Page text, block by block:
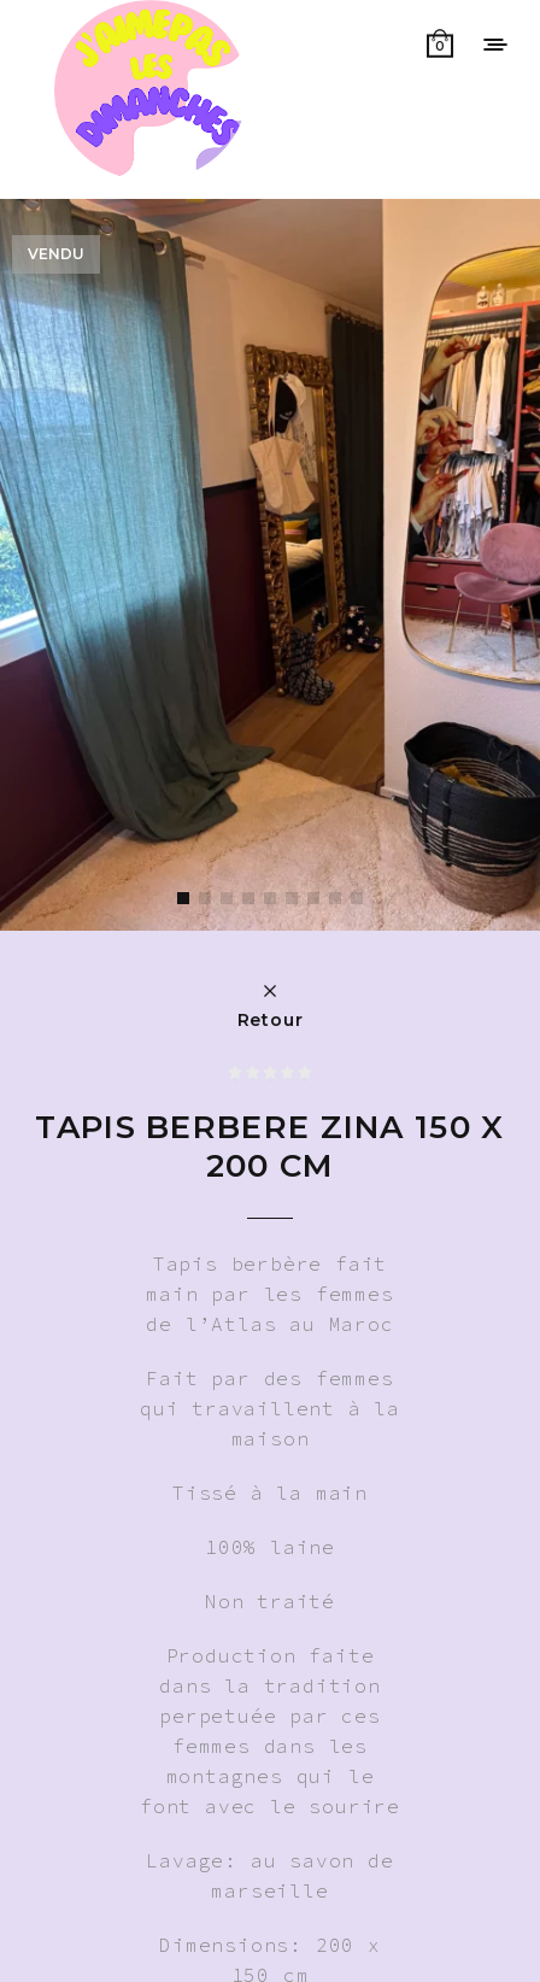
0
VENDU
Retour
TAPIS BERBERE ZINA 150 X
200 CM
Tapis berbère fait
main par les femmes
de l’Atlas au Maroc
Fait par des femmes
qui travaillent à la
maison
Tissé à la main
100% laine
Non traité
Production faite
dans la tradition
perpetuée par ces
femmes dans les
montagnes qui le
font avec le sourire
Lavage: au savon de
marseille
Dimensions: 200 x
150 cm